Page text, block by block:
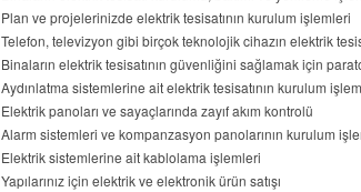
Plan ve projelerinizde elektrik tesisatının kurulum işlemleri
Telefon, televizyon gibi birçok teknolojik cihazın elektrik
Binaların elektrik tesisatının güvenliğini sağlamak için
Aydınlatma sistemlerine ait elektrik tesisatının kurulum
Elektrik panoları ve sayaçlarında zayıf akım kontrolü
Alarm sistemleri ve kompanzasyon panolarının kurulum
Elektrik sistemlerine ait kablolama işlemleri
Yapılarınız için elektrik ve elektronik ürün satışı